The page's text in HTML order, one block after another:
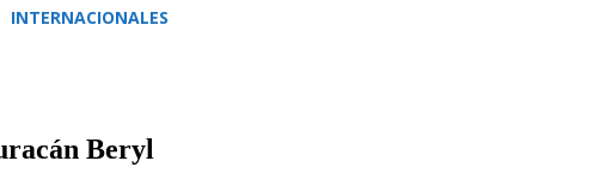
INTERNACIONALES
Beryl